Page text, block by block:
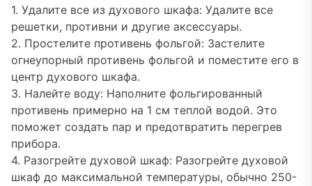
1. Удалите все из духового шкафа: Удалите все
решетки, противни и другие аксессуары.
2. Простелите противень фольгой: Застелите
огнеупорный противень фольгой и поместите его в
центр духового шкафа.
3. Налейте воду: Наполните фольгированный
противень примерно на 1 см теплой водой. Это
поможет создать пар и предотвратить перегрев
прибора.
4. Разогрейте духовой шкаф: Разогрейте духовой
шкаф до максимальной температуры, обычно 250-